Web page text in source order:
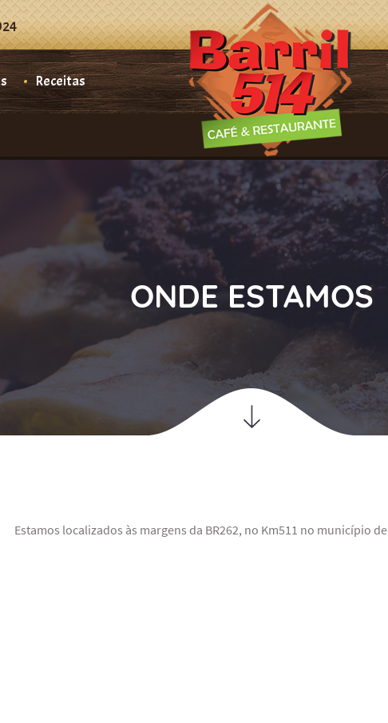
Receitas
ONDE ESTAMOS
Estamos localizados às margens da BR262, no Km511 no município de